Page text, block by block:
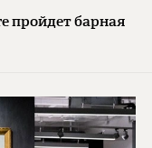
пройдет барная